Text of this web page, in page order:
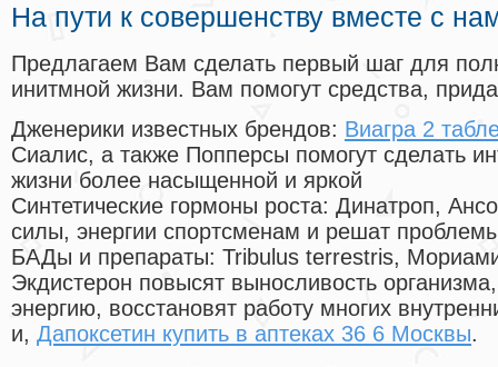
На пути к совершенству вместе с
Предлагаем Вам сделать первый шаг для
инитмной жизни. Вам помогут средства,
Дженерики известных брендов: Виагра 2
Сиалис, а также Попперсы помогут сделать
жизни более насыщенной и яркой
Синтетические гормоны роста: Динатроп,
силы, энергии спортсменам и решат
БАДы и препараты: Tribulus terrestris,
Экдистерон повысят выносливость
энергию, восстановят работу многих
и, Дапоксетин купить в аптеках 36 6 Москвы.